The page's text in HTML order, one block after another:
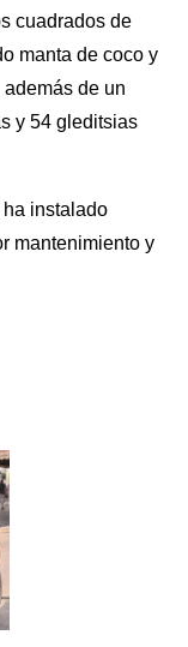
cuadrados de
manta de coco y
además de un
y 54 gleditsias
instalado
mantenimiento y